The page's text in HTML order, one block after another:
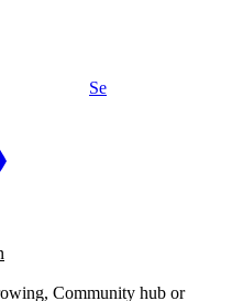
Se
Community hub or